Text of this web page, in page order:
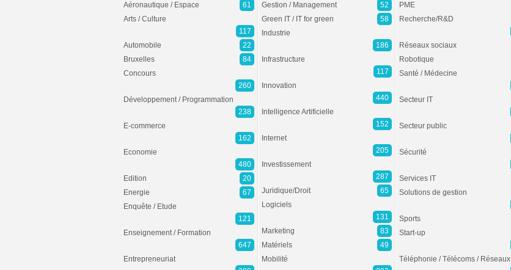
Aéronautique / Espace
61
Arts / Culture
117
Automobile
22
Bruxelles
84
Concours
260
Développement / Programmation
238
E-commerce
162
Economie
480
Edition
20
Energie
67
Enquête / Etude
121
Enseignement / Formation
647
Entrepreneuriat
Gestion / Management
52
Green IT / IT for green
58
Industrie
186
Infrastructure
117
Innovation
440
Intelligence Artificielle
152
Internet
205
Investissement
287
Juridique/Droit
65
Logiciels
131
Marketing
83
Matériels
49
Mobilité
PME
Recherche/R&D
Réseaux sociaux
Robotique
Santé / Médecine
Secteur IT
Secteur public
Sécurité
Services IT
Solutions de gestion
Sports
Start-up
Téléphonie / Télécoms / Réseaux